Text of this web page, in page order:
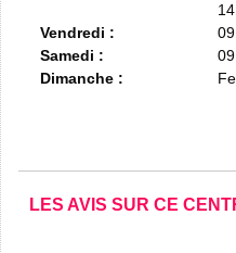
Vendredi :
Samedi :
Dimanche :
LES AVIS SUR CE